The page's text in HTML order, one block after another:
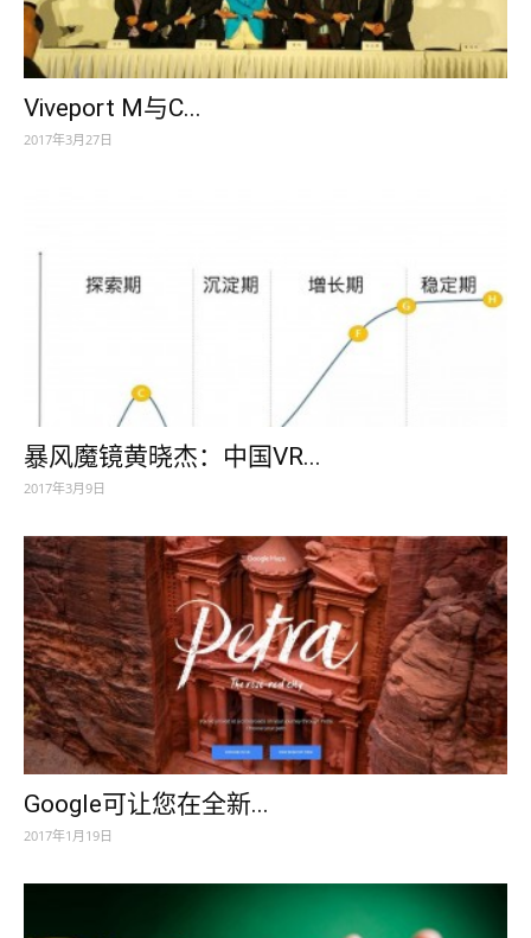
Viveport M与C...
2017年3月27日
暴风魔镜黄晓杰：中国VR...
2017年3月9日
Google可让您在全新...
2017年1月19日